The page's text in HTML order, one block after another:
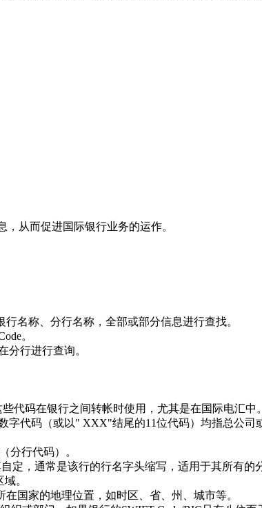
从而促进国际银行业务的运作。
名称、分行名称，全部或部分信息进行查找。
。
分行进行查询。
代码在银行之间转帐时使用，尤其是在国际电汇
字代码（或以" XXX"结尾的11位代码）均指总公司
分行代码）。
定，通常是该行的行名字头缩写，适用于其所有的
。
国家的地理位置，如时区、省、州、城市等。